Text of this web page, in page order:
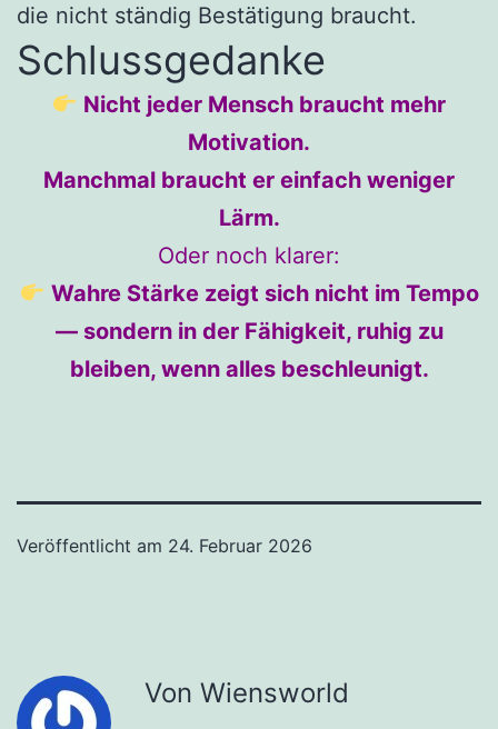
die nicht ständig Bestätigung braucht.
Schlussgedanke
Nicht jeder Mensch braucht mehr
Motivation.
Manchmal braucht er einfach weniger
Lärm.
Oder noch klarer:
Wahre Stärke zeigt sich nicht im Tempo
— sondern in der Fähigkeit, ruhig zu
bleiben, wenn alles beschleunigt.
Veröffentlicht am 24. Februar 2026
Von Wiensworld